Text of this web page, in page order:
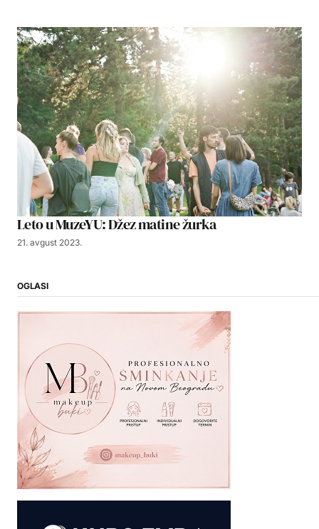
Leto u MuzeYU: Džez matine žurka
21. avgust 2023.
OGLASI